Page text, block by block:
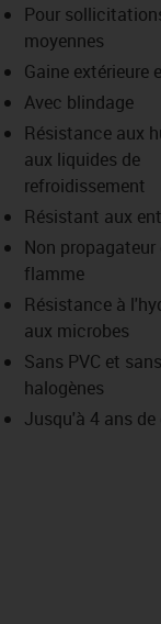
icon-lupe
icon-lupe
Pour
moyennes
Gaine extérieure
Avec blindage
Résistance aux
aux liquides de
refroidissement
Résistant aux
Non propagateur
flamme
Résistance à
aux microbes
Sans PVC et
halogènes
Jusqu'à 4 ans